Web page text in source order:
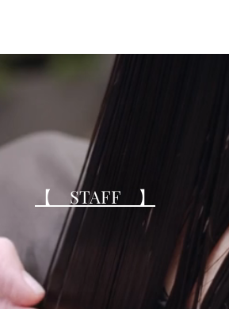
​​【 STAFF 】